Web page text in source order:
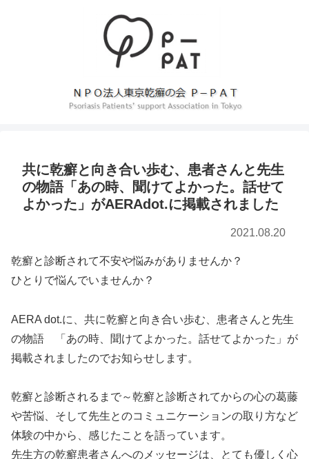
共に乾癬と向き合い歩む、患者さんと先生
の物語「あの時、聞けてよかった。話せて
よかった」がAERAdot.に掲載されました
2021.08.20
乾癬と診断されて不安や悩みがありませんか？
ひとりで悩んでいませんか？
AERA dot.に、共に乾癬と向き合い歩む、患者さんと先生
の物語 「あの時、聞けてよかった。話せてよかった」が
掲載されましたのでお知らせします。
乾癬と診断されるまで～乾癬と診断されてからの心の葛藤
や苦悩、そして先生とのコミュニケーションの取り方など
体験の中から、感じたことを語っています。
先生方の乾癬患者さんへのメッセージは、とても優しく心